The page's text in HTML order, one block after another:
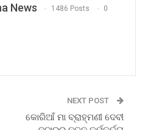
News 1486 Posts 0
NEXT POST
କୋରିଆଁ ମା ବ୍ରାହ୍ମଣୀ ଦେବୀ